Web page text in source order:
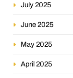
July 2025
June 2025
May 2025
April 2025